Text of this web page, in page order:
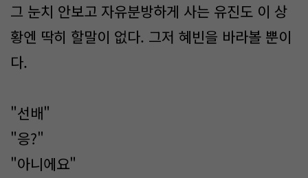
그 눈치 안보고 자유분방하게 사는 유진도 이 상
황엔 딱히 할말이 없다. 그저 혜빈을 바라볼 뿐이
다.
"선배"
"응?"
"아니에요"